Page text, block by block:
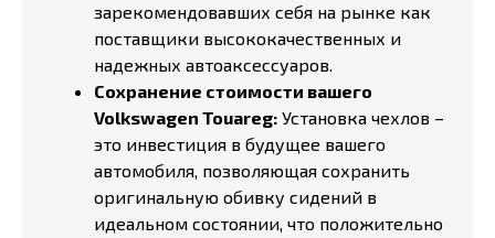
зарекомендовавших себя на рынке как
поставщики высококачественных и
надежных автоаксессуаров.
Сохранение стоимости вашего
Volkswagen Touareg: Установка чехлов –
это инвестиция в будущее вашего
автомобиля, позволяющая сохранить
оригинальную обивку сидений в
идеальном состоянии, что положительно